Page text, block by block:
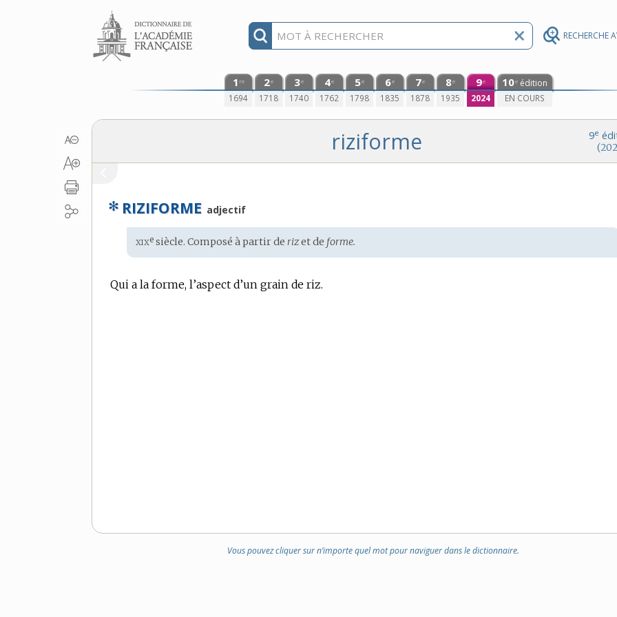
RECHERCHE
Aller au contenu
1 re
1694
2e
1718
3e
1740
4e
1762
5e
1798
6e
1835
7e
1878
8e
1935
9e
2024
10e édition
EN COURS
9e
riziforme
✻ RIZIFORME adjectif
Étymologie
:
xixe siècle. Composé à partir derizet de forme.
Qui a la forme, l’aspect d’un grain de riz.
Vous pouvez cliquer sur n’importe quel mot pour naviguer dans le dictionnaire.